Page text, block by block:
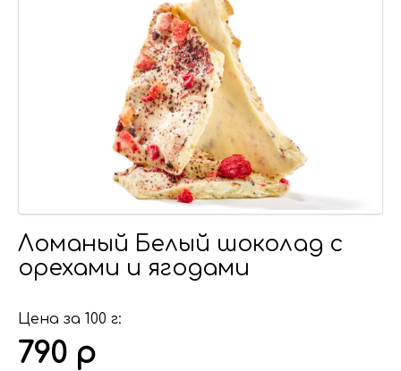
Ломаный Белый шоколад с
орехами и ягодами
Цена за 100 г:
790 р